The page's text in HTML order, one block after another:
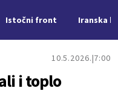
Istočni front Iranska
10.5.2026. 7:00
i toplo